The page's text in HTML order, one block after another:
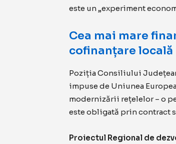
este un „experiment
Cea mai mare
cofinanțare locală
Poziția Consiliului
impuse de Uniunea
modernizării rețelelor – o
este obligată prin contract
Proiectul Regional de